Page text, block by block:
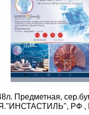
Предметная,
РФ ,